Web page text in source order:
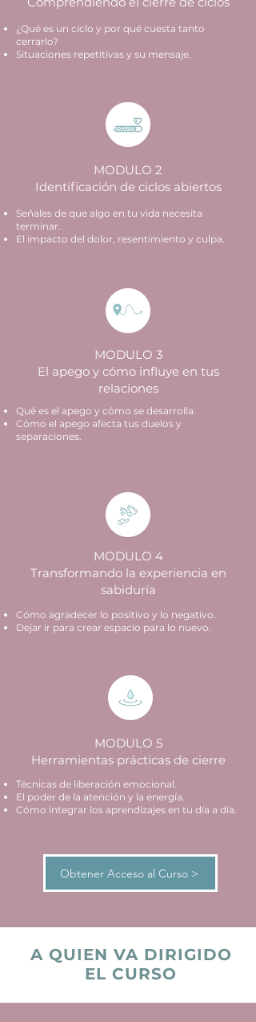
¿Qué es un ciclo y por qué cuesta tanto
cerrarlo?
Situaciones repetitivas y su mensaje.
MODULO 2
Identificación de ciclos abiertos
Señales de que algo en tu vida necesita
terminar.
El impacto del dolor, resentimiento y culpa.
MODULO 3
El apego y cómo influye en tus
relaciones
Qué es el apego y cómo se desarrolla.
Cómo el apego afecta tus duelos y
separaciones.
MODULO 4
Transformando la experiencia en
sabiduría
Cómo agradecer lo positivo y lo negativo.
Dejar ir para crear espacio para lo nuevo.
MODULO 5
Herramientas prácticas de cierre
Técnicas de liberación emocional.
El poder de la atención y la energía.
Cómo integrar los aprendizajes en tu día a día.
Obtener Acceso al Curso >
A QUIEN VA DIRIGIDO
EL CURSO